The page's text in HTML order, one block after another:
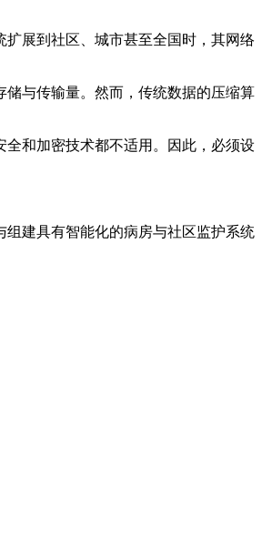
展到社区、城市甚至全国时，其网络
与传输量。然而，传统数据的压缩算
和加密技术都不适用。因此，必须设
建具有智能化的病房与社区监护系统